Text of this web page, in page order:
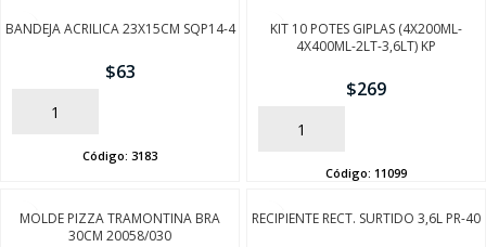
BANDEJA ACRILICA 23X15CM SQP14-4
$63
AÑADIR
Código: 3183
KIT 10 POTES GIPLAS (4X200ML-
4X400ML-2LT-3,6LT) KP
$269
AÑADIR
Código: 11099
MOLDE PIZZA TRAMONTINA BRA
30CM 20058/030
RECIPIENTE RECT. SURTIDO 3,6L PR-40